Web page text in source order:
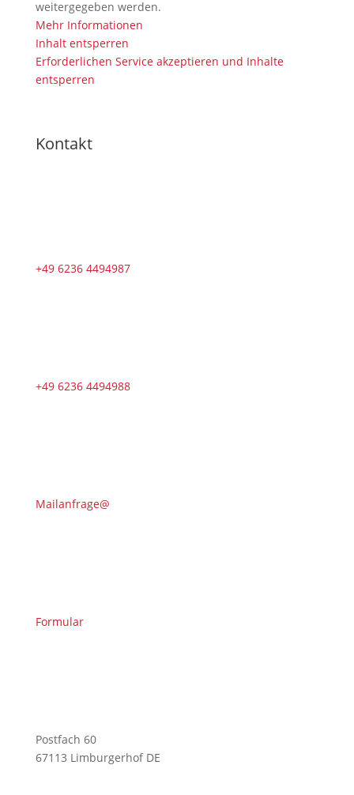
weitergegeben werden.
Mehr Informationen
Inhalt entsperren
Erforderlichen Service akzeptieren und Inhalte
entsperren
Kontakt
+49 6236 4494987
+49 6236 4494988
Mailanfrage@
Formular
Postfach 60
67113 Limburgerhof DE